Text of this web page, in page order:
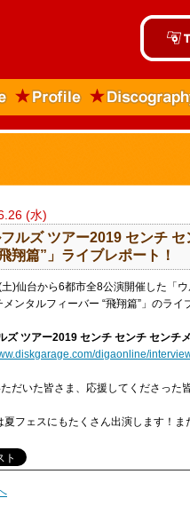
(水)
フルズ ツアー2019 センチ
翔篇”」ライブレポート！
)仙台から6都市全8公演開催した「
ンタルフィーバー “飛翔篇”」のライ
ズ ツアー2019 センチ センチ センチ
digaonline/
だいた皆さま、応援してくださった
夏フェスにもたくさん出演します！ま